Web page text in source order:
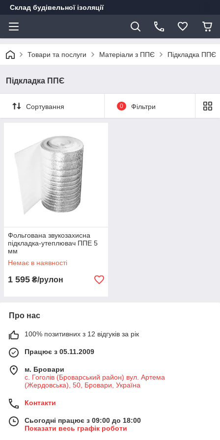
Склад будівельної ізоляції
Товари та послуги Матеріали з ППЄ Підкладка ППЄ
Підкладка ППЄ
Сортування 0 Фільтри
Фольгована звукозахисна
підкладка-утеплювач ППЕ 5
мм
Немає в наявності
1 595 ₴/рулон
Про нас
100% позитивних з 12 відгуків за рік
Працює з 05.11.2009
м. Бровари
с. Гоголів (Броварський район) вул. Артема
(Жердовська), 50, Бровари, Україна
Контакти
Сьогодні працює з 09:00 до 18:00
Показати весь графік роботи